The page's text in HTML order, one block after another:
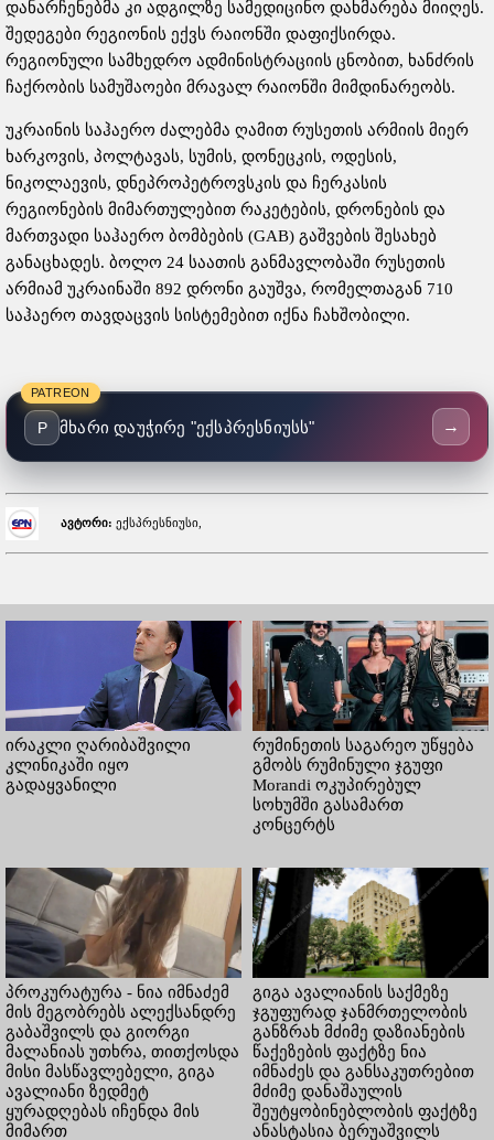
დანარჩენებმა კი ადგილზე სამედიცინო დახმარება მიიღეს.
შედეგები რეგიონის ექვს რაიონში დაფიქსირდა.
რეგიონული სამხედრო ადმინისტრაციის ცნობით, ხანძრის
ჩაქრობის სამუშაოები მრავალ რაიონში მიმდინარეობს.
უკრაინის საჰაერო ძალებმა ღამით რუსეთის არმიის მიერ
ხარკოვის, პოლტავას, სუმის, დონეცკის, ოდესის,
ნიკოლაევის, დნეპროპეტროვსკის და ჩერკასის
რეგიონების მიმართულებით რაკეტების, დრონების და
მართვადი საჰაერო ბომბების (GAB) გაშვების შესახებ
განაცხადეს. ბოლო 24 საათის განმავლობაში რუსეთის
არმიამ უკრაინაში 892 დრონი გაუშვა, რომელთაგან 710
საჰაერო თავდაცვის სისტემებით იქნა ჩახშობილი.
PATREON
P მხარი დაუჭირე "ექსპრესნიუსს" →
ავტორი: ექსპრესნიუსი,
ირაკლი ღარიბაშვილი
კლინიკაში იყო
გადაყვანილი
რუმინეთის საგარეო უწყება
გმობს რუმინული ჯგუფი
Morandi ოკუპირებულ
სოხუმში გასამართ
კონცერტს
პროკურატურა - ნია იმნაძემ
მის მეგობრებს ალექსანდრე
გაბაშვილს და გიორგი
მალანიას უთხრა, თითქოსდა
მისი მასწავლებელი, გიგა
ავალიანი ზედმეტ
ყურადღებას იჩენდა მის
მიმართ
გიგა ავალიანის საქმეზე
ჯგუფურად ჯანმრთელობის
განზრახ მძიმე დაზიანების
წაქეზების ფაქტზე ნია
იმნაძეს და განსაკუთრებით
მძიმე დანაშაულის
შეუტყობინებლობის ფაქტზე
ანასტასია ბერუაშვილს